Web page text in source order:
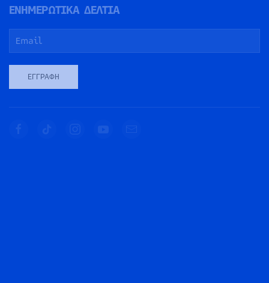
ΕΝΗΜΕΡΩΤΙΚΑ ΔΕΛΤΙΑ
ΕΓΓΡΑΦΉ